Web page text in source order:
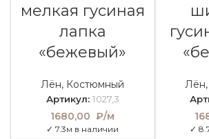
мелкая гусиная
лапка
«бежевый»
Лён, Костюмный
Артикул: 1027,3
1680,00 ₽/м
✓ 7.3м в наличии
Лён,
✓